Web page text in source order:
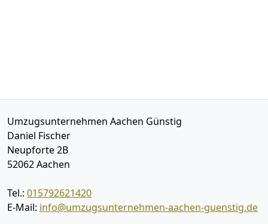
Umzugsunternehmen Aachen Günstig
Daniel Fischer
Neupforte 2B
52062Aachen
Tel.: 015792621420
E-Mail: info@umzugsunternehmen-aachen-guenstig.de